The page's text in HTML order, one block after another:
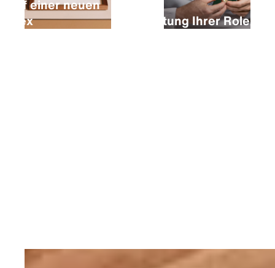
Kauf einer neuen
Rolex
Wartung Ihrer Rolex